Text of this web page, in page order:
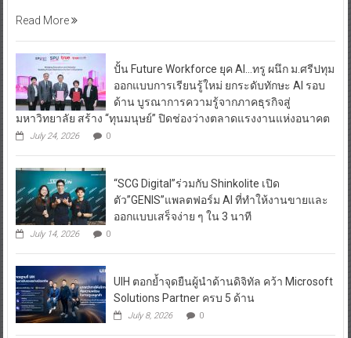
Read More
ปั้น Future Workforce ยุค AI…ทรู ผนึก ม.ศรีปทุม
ออกแบบการเรียนรู้ใหม่ ยกระดับทักษะ AI รอบ
ด้าน บูรณาการความรู้จากภาคธุรกิจสู่
มหาวิทยาลัย สร้าง “ทุนมนุษย์” ปิดช่องว่างตลาดแรงงานแห่งอนาคต
July 24, 2026 0
“SCG Digital”ร่วมกับ Shinkolite เปิด
ตัว”GENIS”แพลตฟอร์ม AI ที่ทำให้งานขายและ
ออกแบบเสร็จง่าย ๆ ใน 3 นาที
July 14, 2026 0
UIH ตอกย้ำจุดยืนผู้นำด้านดิจิทัล คว้า Microsoft
Solutions Partner ครบ 5 ด้าน
July 8, 2026 0